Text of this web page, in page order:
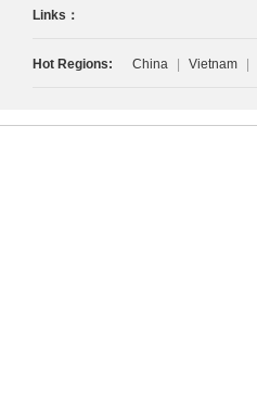
Links：
Hot Regions: China | Vietnam |